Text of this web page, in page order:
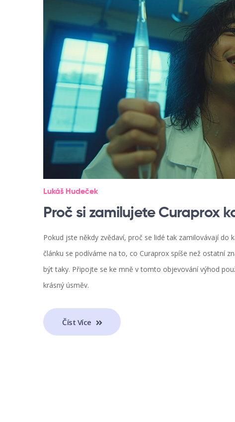
Lukáš Hudeček
Proč si zamilujete Curaprox
Pokud jste někdy zvědaví, proč se lidé tak zamilovávají
článku se podíváme na to, co Curaprox spíše než ostatní
být taky. Připojte se ke mně v tomto objevování výhod
krásný úsměv.
Číst Více